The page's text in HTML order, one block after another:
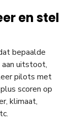
en stel
bepaalde
uitstoot,
pilots met
scoren op
klimaat,